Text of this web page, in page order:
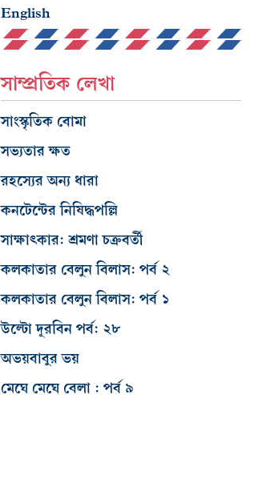
English
সাম্প্রতিক লেখা
সাংস্কৃতিক বোমা
সভ্যতার ক্ষত
রহস্যের অন্য ধারা
কনটেন্টের নিষিদ্ধপল্লি
সাক্ষাৎকার: শ্রমণা চক্রবর্তী
কলকাতার বেলুন বিলাস: পর্ব ২
কলকাতার বেলুন বিলাস: পর্ব ১
উল্টো দূরবিন পর্ব: ২৮
অভয়বাবুর ভয়
মেঘে মেঘে বেলা : পর্ব ৯